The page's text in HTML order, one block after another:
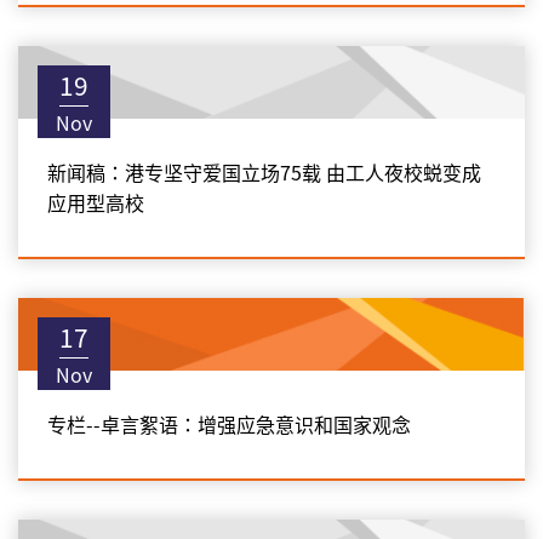
19
Nov
新闻稿：港专坚守爱国立场75载 由工人夜校蜕变成
应用型高校
17
Nov
专栏--卓言絮语：增强应急意识和国家观念